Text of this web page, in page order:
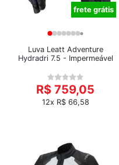
frete grátis
Luva Leatt Adventure
Hydradri 7.5 - Impermeável
R$ 759,05
12x R$ 66,58